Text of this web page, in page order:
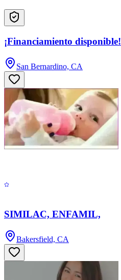
¡Financiamiento disponible!
San Bernardino, CA
SIMILAC, ENFAMIL,
Bakersfield, CA